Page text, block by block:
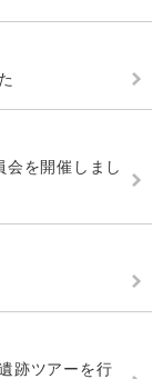
を開催しまし
跡ツアーを行